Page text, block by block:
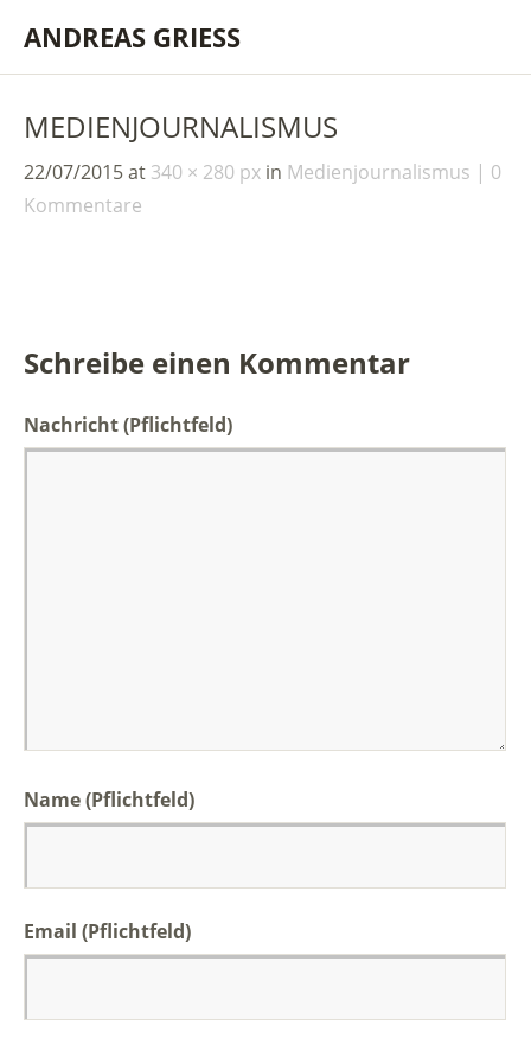
ANDREAS GRIESS
MEDIENJOURNALISMUS
22/07/2015at 340 × 280 px in Medienjournalismus
0
Kommentare
Schreibe einen Kommentar
Nachricht(Pflichtfeld)
Name (Pflichtfeld)
Email (Pflichtfeld)